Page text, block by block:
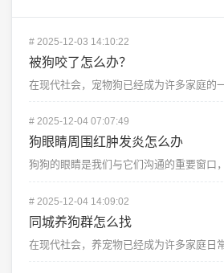
# 2025-12-03 14:10:22
被狗咬了怎么办？
# 2025-12-04 07:07:49
狗眼睛周围红肿发炎怎么办
# 2025-12-04 14:09:02
同城养狗群怎么找